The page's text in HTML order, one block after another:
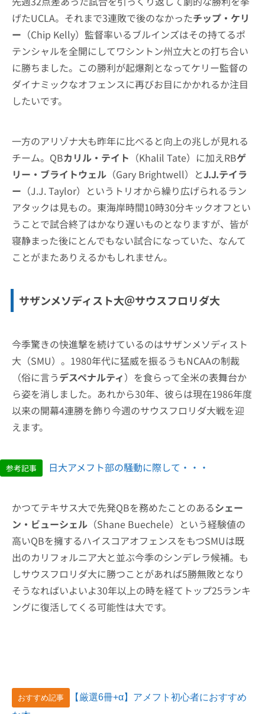
げたUCLA。それまで3連敗で後のなかったチップ・ケリ
ー （Chip Kelly）監督率いるブルインズはその持てるポ
テンシャルを全開にしてワシントン州立大との打ち合い
に勝ちました。この勝利が起爆剤となってケリー監督の
ダイナミックなオフェンスに再びお目にかかれるか注目
したいです。
一方のアリゾナ大も昨年に比べると向上の兆しが見れる
チーム。QBカリル・テイト （Khalil Tate）に加えRBゲ
リー・ブライトウェル （Gary Brightwell）とJ.J.テイラ
ー （J.J. Taylor）というトリオから繰り広げられるラン
アタックは見もの。東海岸時間10時30分キックオフとい
うことで試合終了はかなり遅いものとなりますが、皆が
寝静まった後にとんでもない試合になっていた、なんて
ことがまたありえるかもしれません。
サザンメソディスト大＠サウスフロリダ大
今季驚きの快進撃を続けているのはサザンメソディスト
大（SMU）。1980年代に猛威を振るうもNCAAの制裁
（俗に言うデスペナルティ）を食らって全米の表舞台か
ら姿を消しました。あれから30年、彼らは現在1986年度
以来の開幕4連勝を飾り今週のサウスフロリダ大戦を迎
えます。
参考記事 日大アメフト部の騒動に際して・・・
かつてテキサス大で先発QBを務めたことのあるシェー
ン・ビューシェル （Shane Buechele）という経験値の
高いQBを擁するハイスコアオフェンスをもつSMUは既
出のカリフォルニア大と並ぶ今季のシンデレラ候補。も
しサウスフロリダ大に勝つことがあれば5勝無敗となり
そうなればいよいよ30年以上の時を経てトップ25ランキ
ングに復活してくる可能性は大です。
おすすめ記事
【厳選6冊+α】アメフト初心者におすすめ